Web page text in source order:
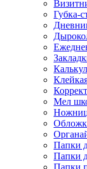
Губка-
Мел
Папки
Папки
Папки